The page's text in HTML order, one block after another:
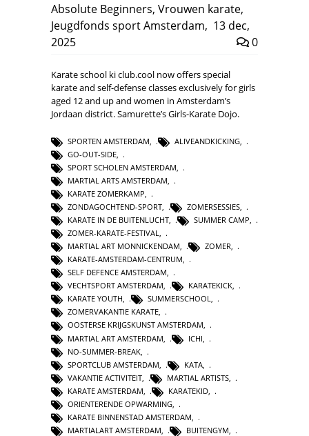
Absolute Beginners, Vrouwen karate,
Jeugdfonds sport Amsterdam, 13 dec,
2025
0
Karate school ki club.cool now offers special
karate and self-defense classes exclusively for girls
aged 12 and up and women in Amsterdam’s
Jordaan district. Samurette’s Girls-Karate Dojo.
SPORTEN AMSTERDAM ALIVEANDKICKING
GO-OUT-SIDE
SPORT SCHOLEN AMSTERDAM
MARTIAL ARTS AMSTERDAM
KARATE ZOMERKAMP
ZONDAGOCHTEND-SPORT
ZOMERSESSIES
KARATE IN DE BUITENLUCHT
SUMMER CAMP
ZOMER-KARATE-FESTIVAL,
MARTIAL ART MONNICKENDAM, ZOMER,
KARATE-AMSTERDAM-CENTRUM,
SELF DEFENCE AMSTERDAM,
VECHTSPORT AMSTERDAM, KARATEKICK,
KARATE YOUTH, SUMMERSCHOOL,
ZOMERVAKANTIE KARATE,
OOSTERSE KRIJGSKUNST AMSTERDAM,
MARTIAL ART AMSTERDAM
ICHI
NO-SUMMER-BREAK
SPORTCLUB AMSTERDAM
KATA
VAKANTIE ACTIVITEIT
MARTIAL ARTISTS
KARATE AMSTERDAM
KARATEKID
ORIENTERENDE OPWARMING
KARATE BINNENSTAD AMSTERDAM
MARTIALART AMSTERDAM
BUITENGYM